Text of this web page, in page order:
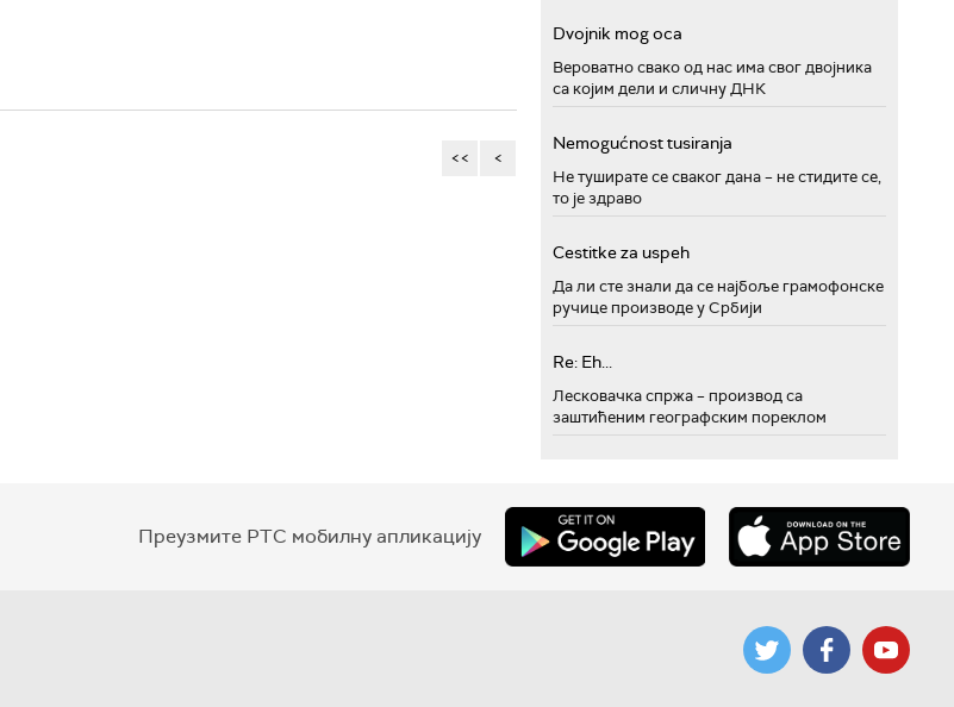
<< <
Dvojnik mog oca
Вероватно свако од нас има свог двојника
са којим дели и сличну ДНК
Nemogućnost tusiranja
Не туширате се сваког дана – не стидите се,
то је здраво
Cestitke za uspeh
Да ли сте знали да се најбоље грамофонске
ручице производе у Србији
Re: Eh...
Лесковачка спржа – производ са
заштићеним географским пореклом
Преузмите РТС мобилну апликацију